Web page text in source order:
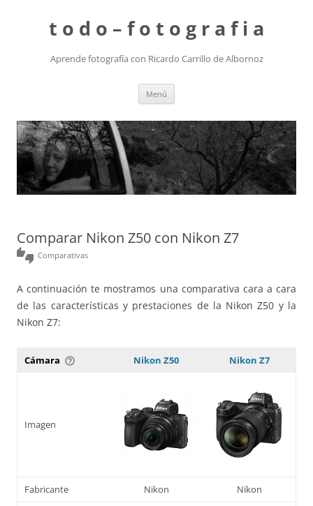
t o d o – f o t o g r a f i a
Aprende fotografía con Ricardo Carrillo de Albornoz
Menú
Comparar Nikon Z50 con Nikon Z7
thumbs_up_down Comparativas
A continuación te mostramos una comparativa cara a cara
de las características y prestaciones de la Nikon Z50 y la
Nikon Z7:
Cámara help_outline Nikon Z50 Nikon Z7
Imagen
Fabricante Nikon
Nikon